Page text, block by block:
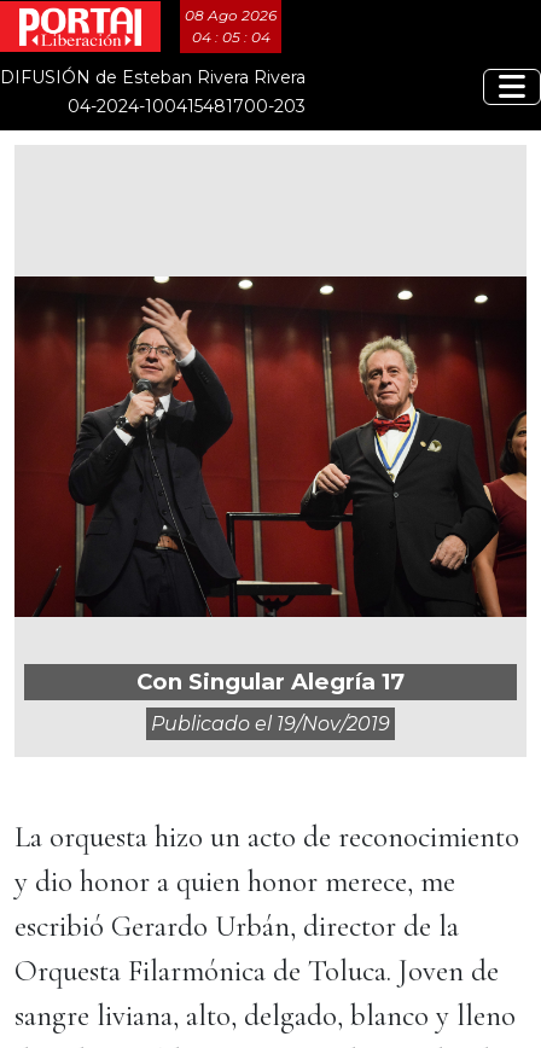
08 Ago 2026
04 : 05 : 04
DIFUSIÓN de Esteban Rivera Rivera
04-2024-100415481700-203
Con Singular Alegría 17
Publicado el 19/nov/2019
La orquesta hizo un acto de reconocimiento
y dio honor a quien honor merece, me
escribió Gerardo Urbán, director de la
Orquesta Filarmónica de Toluca. Joven de
sangre liviana, alto, delgado, blanco y lleno